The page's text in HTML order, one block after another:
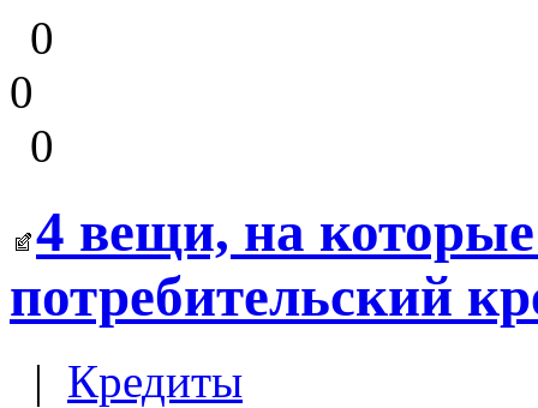
0
0
0
4 вещи, на которые
потребительский
| Кредиты